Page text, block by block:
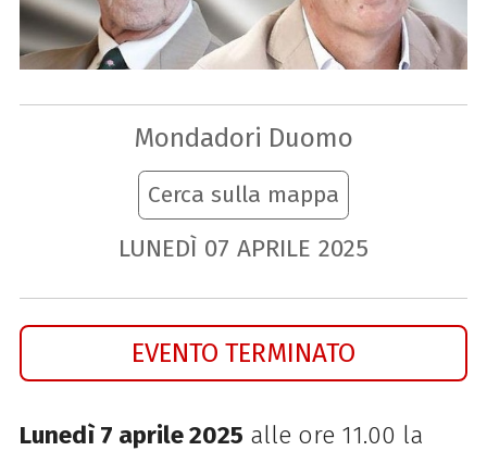
Mondadori Duomo
Cerca sulla mappa
LUNEDÌ 07 APRILE 2025
EVENTO TERMINATO
Lunedì 7 aprile 2025 alle ore 11.00 la